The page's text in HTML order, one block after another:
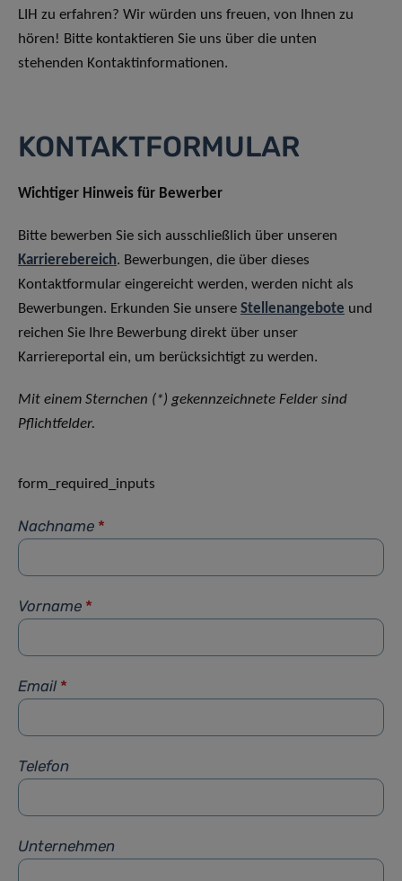
LIH zu erfahren? Wir würden uns freuen, von Ihnen zu
hören! Bitte kontaktieren Sie uns über die unten
stehenden Kontaktinformationen.
KONTAKTFORMULAR
Wichtiger Hinweis für Bewerber
Bitte bewerben Sie sich ausschließlich über unseren
Karrierebereich. Bewerbungen, die über dieses
Kontaktformular eingereicht werden, werden nicht als
Bewerbungen. Erkunden Sie unsere Stellenangebote und
reichen Sie Ihre Bewerbung direkt über unser
Karriereportal ein, um berücksichtigt zu werden.
Mit einem Sternchen (*) gekennzeichnete Felder sind
Pflichtfelder.
form_required_inputs
Nachname *
Vorname *
Email *
Telefon
Unternehmen